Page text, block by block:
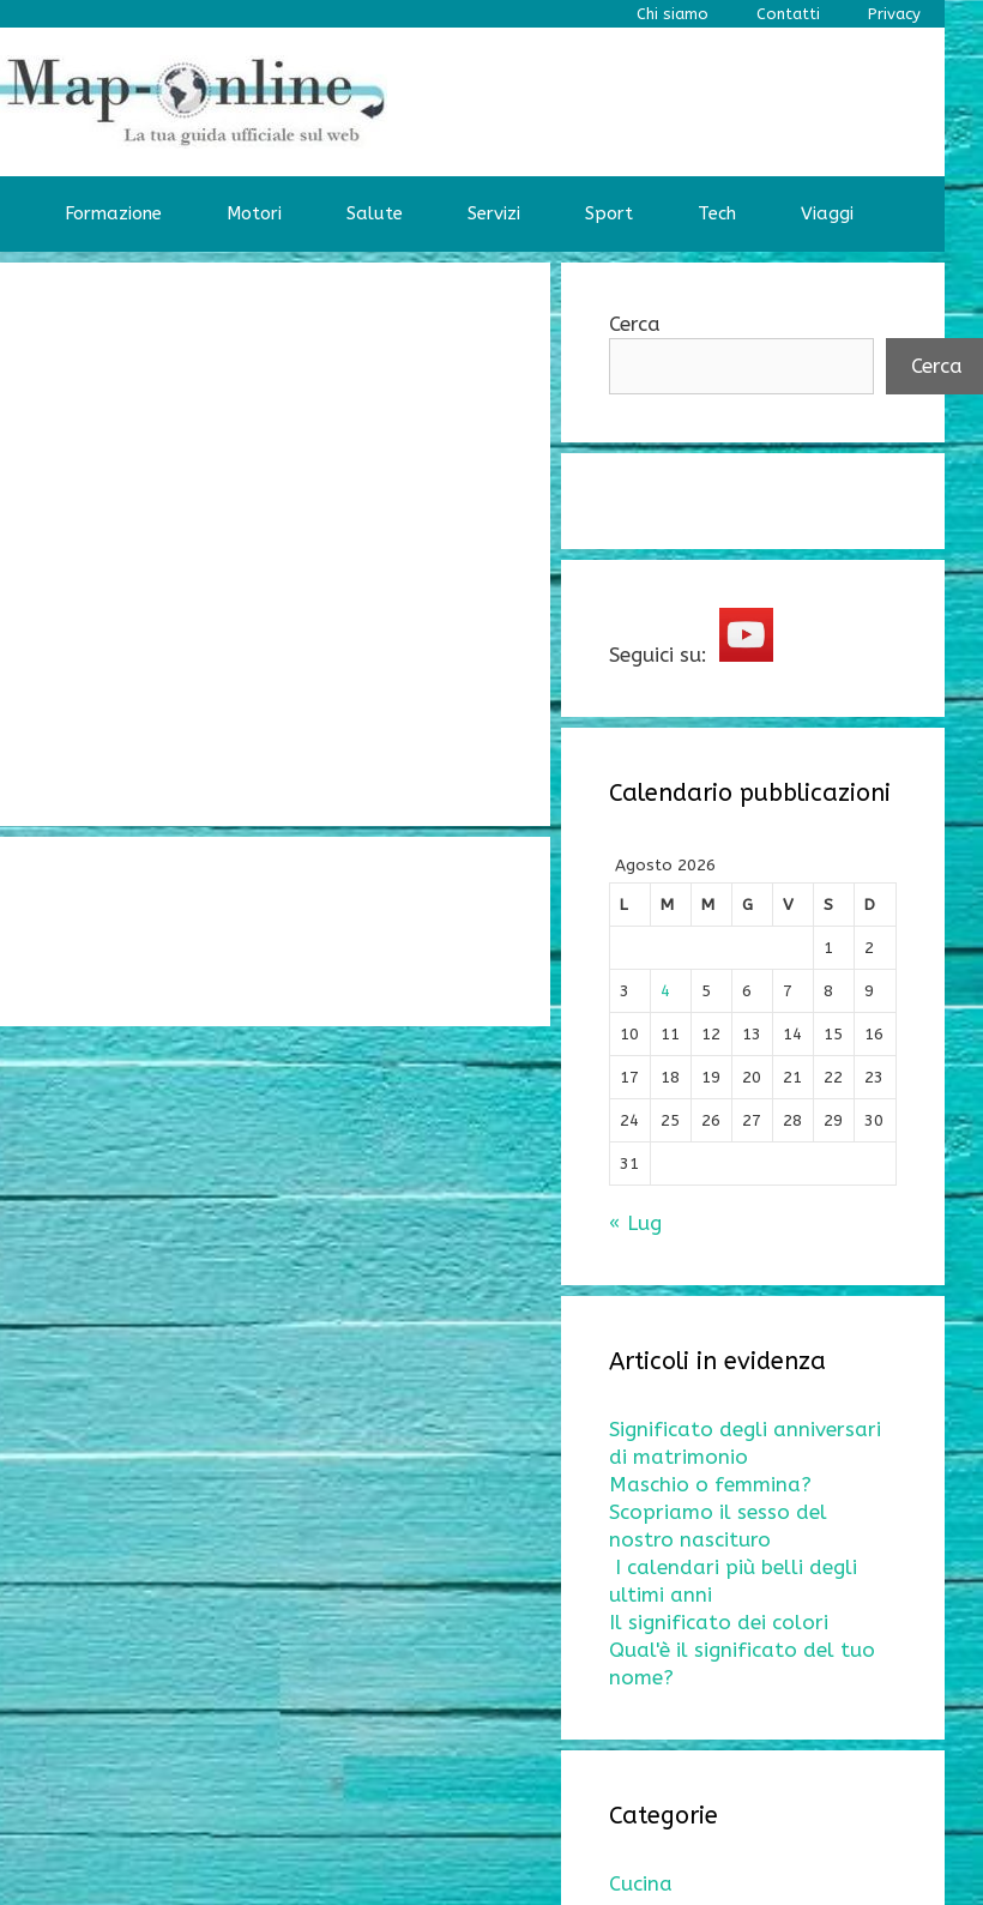
Chi siamo Contatti Privacy
Formazione Motori Salute Servizi Sport Tech Viaggi
Cerca
Cerca
Seguici su:
Calendario pubblicazioni
Agosto 2026
L
M M G V S D
1 2
3 4 5 6 7 8 9
10 11 12 13 14 15 16
17 18 19 20 21 22 23
24 25 26 27 28 29 30
31
« Lug
Articoli in evidenza
Significato degli anniversari
di matrimonio
Maschio o femmina?
Scopriamo il sesso del
nostro nascituro
I calendari più belli degli
ultimi anni
Il significato dei colori
Qual'è il significato del tuo
nome?
Categorie
Cucina